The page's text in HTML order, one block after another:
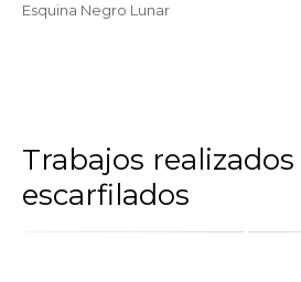
Esquina Negro Lunar
Trabajos
escarfilados